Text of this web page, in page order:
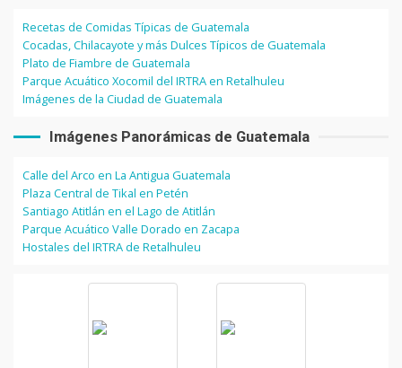
Recetas de Comidas Típicas de Guatemala
Cocadas, Chilacayote y más Dulces Típicos de Guatemala
Plato de Fiambre de Guatemala
Parque Acuático Xocomil del IRTRA en Retalhuleu
Imágenes de la Ciudad de Guatemala
Imágenes Panorámicas de Guatemala
Calle del Arco en La Antigua Guatemala
Plaza Central de Tikal en Petén
Santiago Atitlán en el Lago de Atitlán
Parque Acuático Valle Dorado en Zacapa
Hostales del IRTRA de Retalhuleu